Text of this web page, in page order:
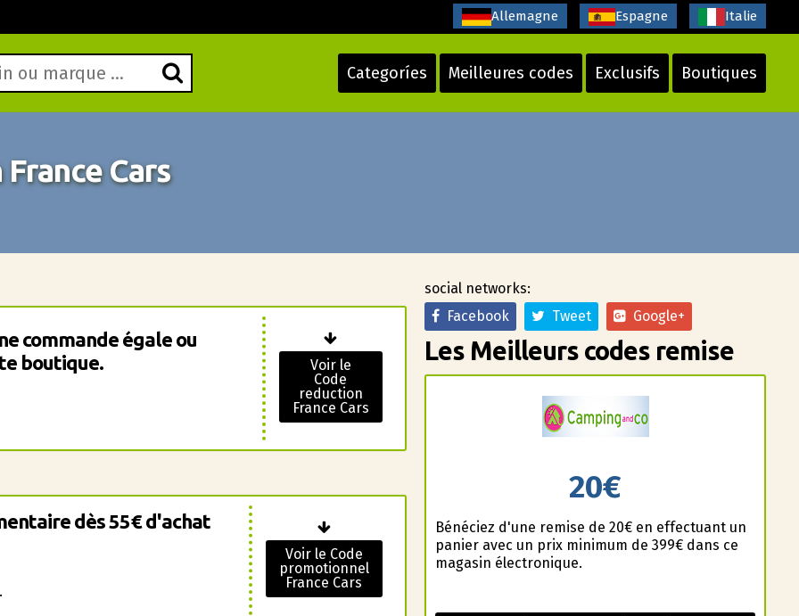
Categoríes Meilleures codes Exclusifs Boutiques
Allemagne Espagne Italie
Cars
commande égale ou
boutique.
Voir le
Code
reduction
France Cars
dès 55€ d'achat
Voir le Code
promotionnel
France Cars
social networks:
Facebook
Tweet Google+
Les Meilleurs codes remise
20€
Bénéficiez d'une remise de 20€ en effectuant un
panier avec un prix minimum de 399€ dans ce
magasin électronique.